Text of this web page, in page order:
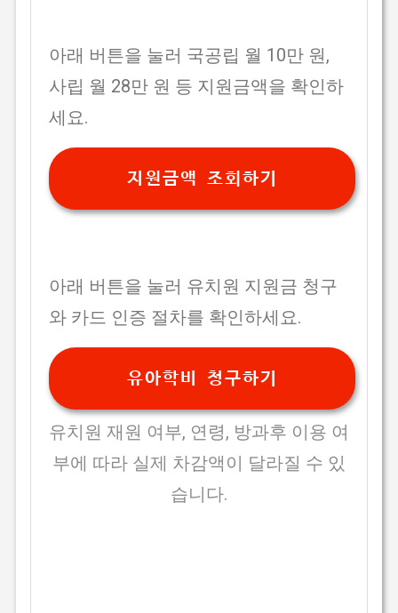
아래 버튼을 눌러 국공립 월 10만 원,
사립 월 28만 원 등 지원금액을 확인하
세요.
지원금액 조회하기
아래 버튼을 눌러 유치원 지원금 청구
와 카드 인증 절차를 확인하세요.
유아학비 청구하기
유치원 재원 여부, 연령, 방과후 이용 여
부에 따라 실제 차감액이 달라질 수 있
습니다.